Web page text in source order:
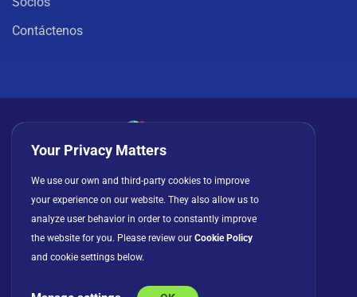
Contáctenos
Política de privacidad Cookies
Acuerdo de licencia
Your Privacy Matters
We use our own and third-party cookies to improve
your experience on our website. They also allow us to
analyze user behavior in order to constantly improve
the website for you. Please review our Cookie Policy
and cookie settings below.